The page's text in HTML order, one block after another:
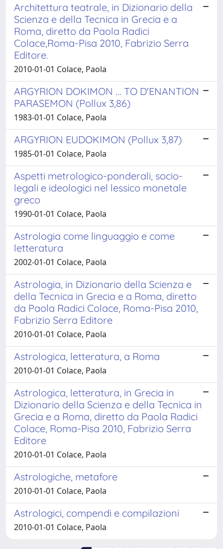
Architettura teatrale, in Dizionario della
Scienza e della Tecnica in Grecia e a
Roma, diretto da Paola Radici
Colace,Roma-Pisa 2010, Fabrizio Serra
Editore.
2010-01-01 Colace, Paola
ARGYRION DOKIMON ... TO D'ENANTION
PARASEMON (Pollux 3,86)
1983-01-01 Colace, Paola
ARGYRION EUDOKIMON (Pollux 3,87)
1985-01-01 Colace, Paola
Aspetti metrologico-ponderali, socio-
legali e ideologici nel lessico monetale
greco
1990-01-01 Colace, Paola
Astrologia come linguaggio e come
letteratura
2002-01-01 Colace, Paola
Astrologia, in Dizionario della Scienza e
della Tecnica in Grecia e a Roma, diretto
da Paola Radici Colace, Roma-Pisa 2010,
Fabrizio Serra Editore
2010-01-01 Colace, Paola
Astrologica, letteratura, a Roma
2010-01-01 Colace, Paola
Astrologica, letteratura, in Grecia in
Dizionario della Scienza e della Tecnica in
Grecia e a Roma, diretto da Paola Radici
Colace, Roma-Pisa 2010, Fabrizio Serra
Editore
2010-01-01 Colace, Paola
Astrologiche, metafore
2010-01-01 Colace, Paola
Astrologici, compendi e compilazioni
2010-01-01 Colace, Paola